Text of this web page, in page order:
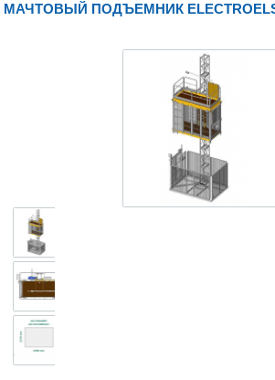
МАЧТОВЫЙ ПОДЪЕМНИК